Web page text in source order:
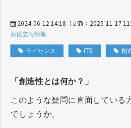
2024-06-12 14:18 （更新： 2025-11-17
お役立ち情報
ライセンス ITS 創
「創造性とは何か？」
このような疑問に直面している
でしょうか。